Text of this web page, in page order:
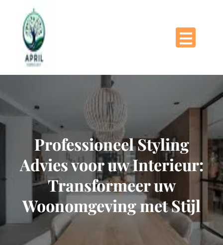
Professioneel Styling
Advies voor uw Interieur:
Transformeer uw
Woonomgeving met Stijl